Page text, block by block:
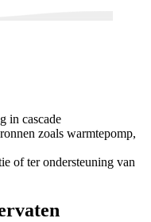
in cascade
zoals warmtepomp,
of ter ondersteuning van